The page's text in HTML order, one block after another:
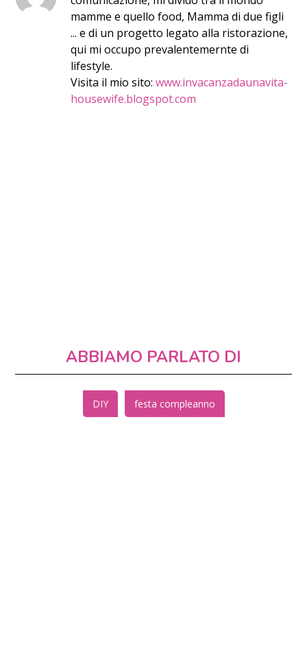
mamme e quello food, Mamma di due figli
... e di un progetto legato alla ristorazione,
qui mi occupo prevalentemernte di
lifestyle.
Visita il mio sito:www.invacanzadaunavita-
housewife.blogspot.com
ABBIAMO PARLATO DI
DIY festa compleanno